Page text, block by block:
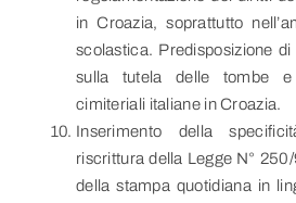
in Croazia, soprattutto
scolastica. Predisposizione
sulla tutela delle tombe e
cimiteriali italiane in Croazia.
Inserimento della
riscrittura della Legge N°
della stampa quotidiana in